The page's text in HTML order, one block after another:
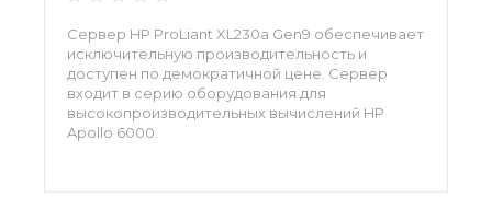
Сервер HP ProLiant XL230a Gen9 обеспечивает
исключительную производительность и
доступен по демократичной цене. Сервер
входит в серию оборудования для
высокопроизводительных вычислений HP
Apollo 6000.